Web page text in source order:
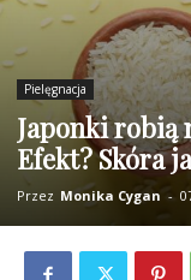
Pielęgnacja
Japonki robią
Efekt? Skóra
Przez Monika Cygan -